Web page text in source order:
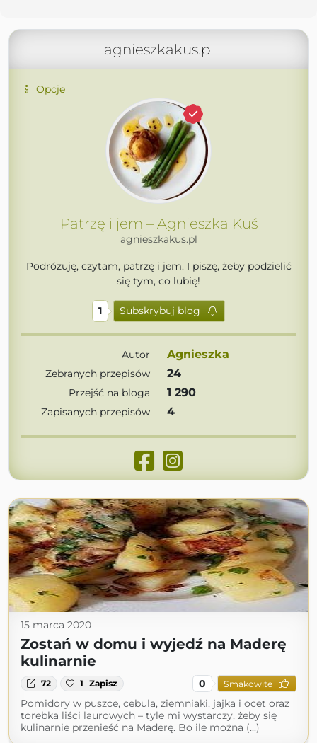
agnieszkakus.pl
Opcje
Patrzę i jem – Agnieszka Kuś
agnieszkakus.pl
Podróżuję, czytam, patrzę i jem. I piszę, żeby podzielić
się tym, co lubię!
1 Subskrybuj blog
Autor Agnieszka
Zebranych przepisów 24
Przejść na bloga 1 290
Zapisanych przepisów 4
15 marca 2020
Zostań w domu i wyjedź na Maderę
kulinarnie
72 1 Zapisz 0 Smakowite
Pomidory w puszce, cebula, ziemniaki, jajka i ocet oraz
torebka liści laurowych – tyle mi wystarczy, żeby się
kulinarnie przenieść na Maderę. Bo ile można (...)